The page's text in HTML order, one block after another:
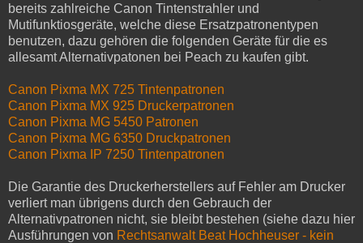
bereits zahlreiche Canon Tintenstrahler und
Mutifunktiosgeräte, welche diese Ersatzpatronentypen
benutzen, dazu gehören die folgenden Geräte für die es
allesamt Alternativpatonen bei Peach zu kaufen gibt.
Canon Pixma MX 725 Tintenpatronen
Canon Pixma MX 925 Druckerpatronen
Canon Pixma MG 5450 Patronen
Canon Pixma MG 6350 Druckpatronen
Canon Pixma IP 7250 Tintenpatronen
Die Garantie des Druckerherstellers auf Fehler am Drucker
verliert man übrigens durch den Gebrauch der
Alternativpatronen nicht, sie bleibt bestehen (siehe dazu hier
Ausführungen von Rechtsanwalt Beat Hochheuser - kein